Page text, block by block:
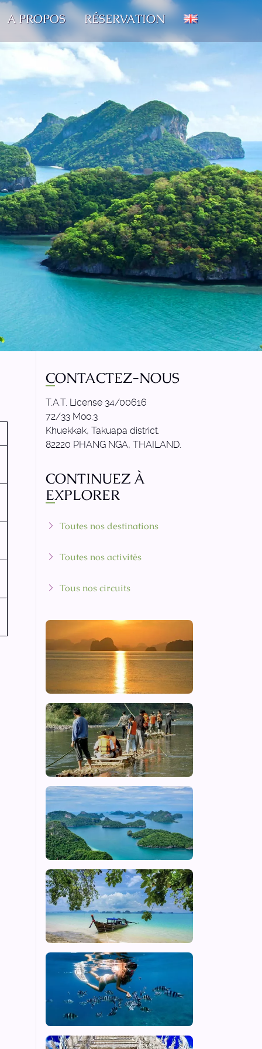
A PROPOS RÉSERVATION
CONTACTEZ-NOUS
T.A.T. License 34/00616
72/33 Moo.3
Khuekkak, Takuapa district.
82220 PHANG NGA, THAILAND.
CONTINUEZ À
EXPLORER
Toutes nos destinations
Toutes nos activités
Tous nos circuits